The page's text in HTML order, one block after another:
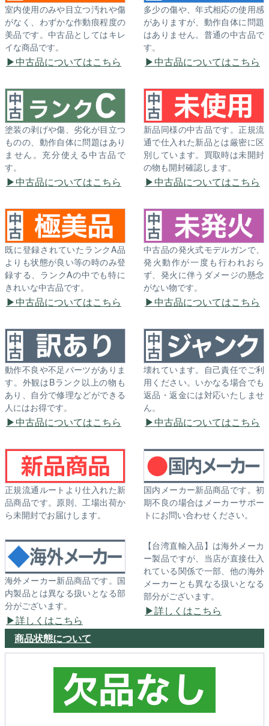
室内使用のみや目立つ汚れや傷
がなく、わずかな作動痕程度の
美品です。中古品としてはキレ
イな商品です。
中古品についてはこちら
多少の傷や、年式相応の使用感
がありますが、動作自体に問題
はありません。普通の中古品で
す。
中古品についてはこちら
塗装の剥げや傷、劣化が目立つ
ものの、動作自体に問題はあり
ません。充分使える中古品で
す。
中古品についてはこちら
新品同様の中古品です。正規流
通で仕入れた新品とは厳密に区
別しています。買取時は未開封
の物も開封確認します。
中古品についてはこちら
既に登録されていたランクA品
よりも状態が良い等の時のみ登
録する、ランクAの中でも特に
きれいな中古品です。
中古品についてはこちら
中古品の発火式モデルガンで、
発火動作が一度も行われおら
ず、発火に伴うダメージの懸念
がない物です。
中古品についてはこちら
動作不良や不足パーツがありま
す。外観はBランク以上の物も
あり、自分で修理などができる
人にはお得です。
中古品についてはこちら
壊れています。自己責任でご利
用ください。いかなる場合でも
返品・返金には対応いたしませ
ん。
中古品についてはこちら
正規流通ルートより仕入れた新
品商品です。原則、工場出荷か
ら未開封でお届けします。
国内メーカー新品商品です。初
期不良の場合はメーカーサポー
トにお問い合わせください。
海外メーカー新品商品です。国
内製品とは異なる扱いとなる部
分がございます。
詳しくはこちら
【台湾直輸入品】は海外メーカ
ー製品ですが、当店が直接仕入
れている関係で一部、他の海外
メーカーとも異なる扱いとなる
部分がございます。
詳しくはこちら
商品状態について